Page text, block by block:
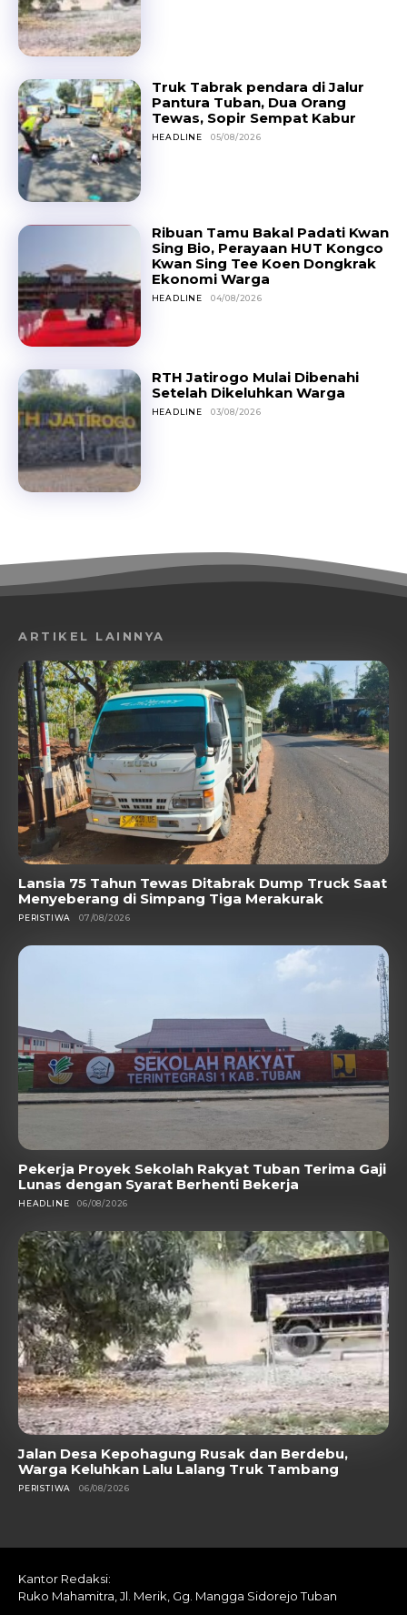
Truk Tabrak pendara di Jalur
Pantura Tuban, Dua Orang
Tewas, Sopir Sempat Kabur
HEADLINE 05/08/2026
Ribuan Tamu Bakal Padati Kwan
Sing Bio, Perayaan HUT Kongco
Kwan Sing Tee Koen Dongkrak
Ekonomi Warga
HEADLINE 04/08/2026
RTH Jatirogo Mulai Dibenahi
Setelah Dikeluhkan Warga
HEADLINE 03/08/2026
ARTIKEL LAINNYA
Lansia 75 Tahun Tewas Ditabrak Dump Truck Saat
Menyeberang di Simpang Tiga Merakurak
PERISTIWA 07/08/2026
Pekerja Proyek Sekolah Rakyat Tuban Terima Gaji
Lunas dengan Syarat Berhenti Bekerja
HEADLINE 06/08/2026
Jalan Desa Kepohagung Rusak dan Berdebu,
Warga Keluhkan Lalu Lalang Truk Tambang
PERISTIWA 06/08/2026
Kantor Redaksi:
Ruko Mahamitra, Jl. Merik, Gg. Mangga Sidorejo Tuban